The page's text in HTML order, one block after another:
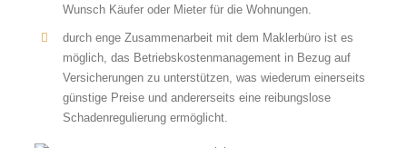
Wunsch Käufer oder Mieter für die Wohnungen.
durch enge Zusammenarbeit mit dem Maklerbüro ist es
möglich, das Betriebskostenmanagement in Bezug auf
Versicherungen zu unterstützen, was wiederum einerseits
günstige Preise und andererseits eine reibungslose
Schadenregulierung ermöglicht.